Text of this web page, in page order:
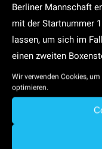
Wir verwenden Cookies,
optimieren.
Berliner Mannschaft
mit der Startnummer
lassen, um sich im
einen zweiten
seinen Boliden erst
vorgeschriebenen
Nach der Serie der
Ende eines Pulks von
zwar noch eine